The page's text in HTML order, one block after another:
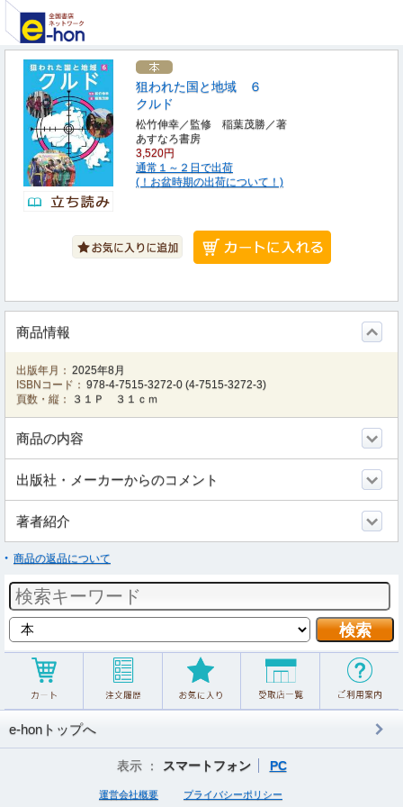
狙われた国と地域 ６
クルド
松竹伸幸／監修 稲葉茂勝／著
あすなろ書房
3,520円
通常１～２日で出荷
(！お盆時期の出荷について！)
商品情報
出版年月： 2025年8月
ISBNコード： 978-4-7515-3272-0 (4-7515-3272-3)
頁数・縦：
３１Ｐ ３１ｃｍ
商品の内容
出版社・メーカーからのコメント
著者紹介
商品の返品について
e-honトップへ
表示 ： スマートフォン PC
運営会社概要 プライバシーポリシー